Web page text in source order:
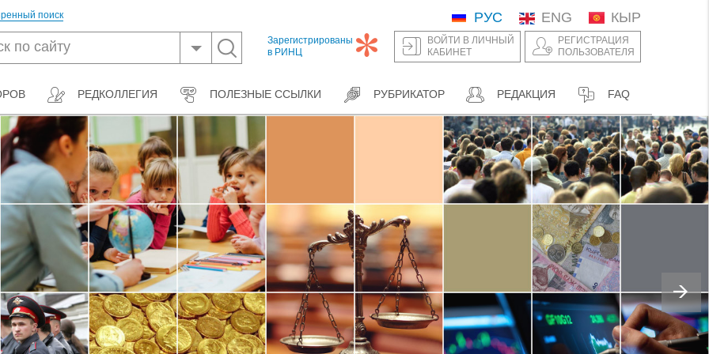
поиск
Зарегистрированы
в РИНЦ
РУС ENG КЫР
ВОЙТИ В ЛИЧНЫЙ
КАБИНЕТ
РЕГИСТРАЦИЯ
ПОЛЬЗОВАТЕЛЯ
РЕДКОЛЛЕГИЯ ПОЛЕЗНЫЕ ССЫЛКИ РУБРИКАТОР РЕДАКЦИЯ FAQ